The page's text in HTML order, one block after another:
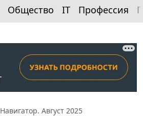
Общество IT Профессия
Навигатор. Август 2025